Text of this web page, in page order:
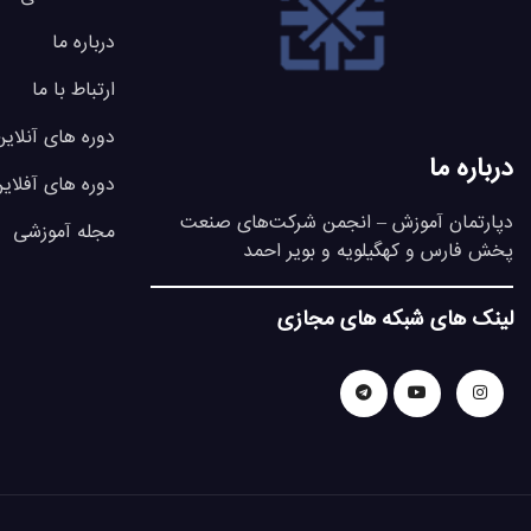
درباره ما
دپارتمان آموزش – انجمن شرکت‌های صنعت
پخش فارس و کهگیلویه و بویر احمد
لینک های شبکه های مجازی
درباره ما
ارتباط با ما
دوره های
دوره های
مجله آموزشی